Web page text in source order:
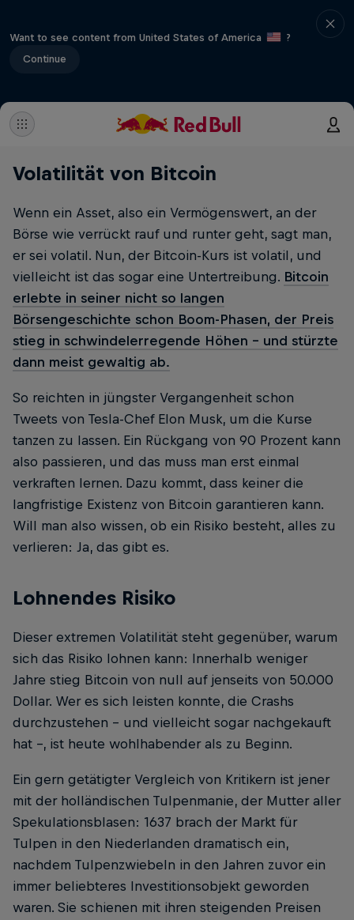
Want to see content from United States of America
?
Continue
Volatilität von Bitcoin
Wenn ein Asset, also ein Vermögenswert, an der
Börse wie verrückt rauf und runter geht, sagt man,
er sei volatil. Nun, der Bitcoin-Kurs ist volatil, und
vielleicht ist das sogar eine Untertreibung. Bitcoin
erlebte in seiner nicht so langen
Börsengeschichte schon Boom-Phasen, der Preis
stieg in schwindelerregende Höhen – und stürzte
dann meist gewaltig ab.
So reichten in jüngster Vergangenheit schon
Tweets von Tesla-Chef Elon Musk, um die Kurse
tanzen zu lassen. Ein Rückgang von 90 Prozent kann
also passieren, und das muss man erst einmal
verkraften lernen. Dazu kommt, dass keiner die
langfristige Existenz von Bitcoin garantieren kann.
Will man also wissen, ob ein Risiko besteht, alles zu
verlieren: Ja, das gibt es.
Lohnendes Risiko
Dieser extremen Volatilität steht gegenüber, warum
sich das Risiko lohnen kann: Innerhalb weniger
Jahre stieg Bitcoin von null auf jenseits von 50.000
Dollar. Wer es sich leisten konnte, die Crashs
durchzustehen – und vielleicht sogar nachgekauft
hat –, ist heute wohlhabender als zu Beginn.
Ein gern getätigter Vergleich von Kritikern ist jener
mit der holländischen Tulpenmanie, der Mutter aller
Spekulationsblasen: 1637 brach der Markt für
Tulpen in den Niederlanden dramatisch ein,
nachdem Tulpenzwiebeln in den Jahren zuvor ein
immer beliebteres Investitionsobjekt geworden
waren. Sie schienen mit ihren steigenden Preisen